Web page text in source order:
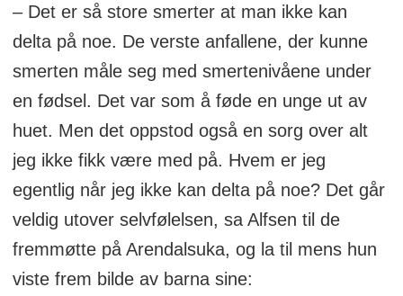
– Det er så store smerter at man ikke kan
delta på noe. De verste anfallene, der kunne
smerten måle seg med smertenivåene under
en fødsel. Det var som å føde en unge ut av
huet. Men det oppstod også en sorg over alt
jeg ikke fikk være med på. Hvem er jeg
egentlig når jeg ikke kan delta på noe? Det går
veldig utover selvfølelsen, sa Alfsen til de
fremmøtte på Arendalsuka, og la til mens hun
viste frem bilde av barna sine: